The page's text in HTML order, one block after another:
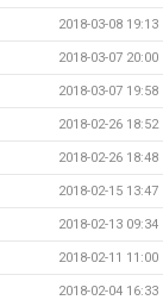
2018-03-08 19:13
2018-03-07 20:00
2018-03-07 19:58
2018-02-26 18:52
2018-02-26 18:48
2018-02-15 13:47
2018-02-13 09:34
2018-02-11 11:00
2018-02-04 16:33